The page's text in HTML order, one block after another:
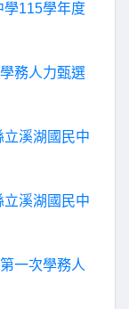
學115學年度
務人力甄選
立溪湖國民中
立溪湖國民中
一次學務人